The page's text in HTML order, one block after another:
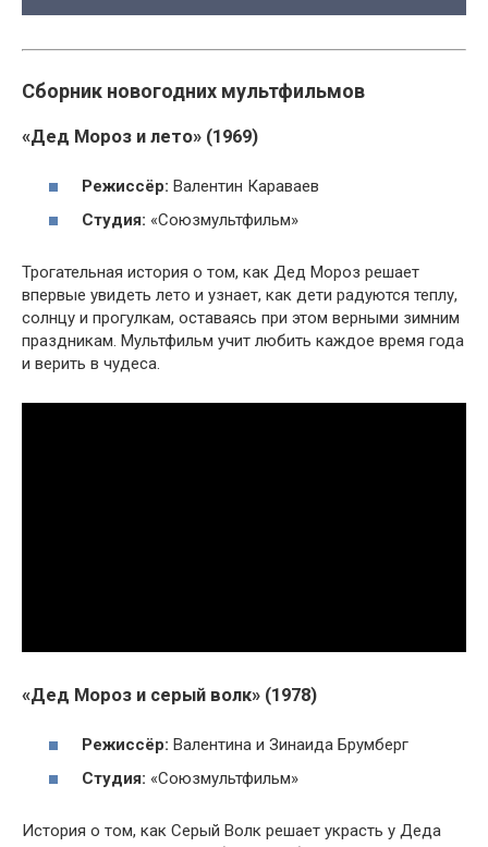
Сборник новогодних мультфильмов
«Дед Мороз и лето» (1969)
Режиссёр: Валентин Караваев
Студия: «Союзмультфильм»
Трогательная история о том, как Дед Мороз решает
впервые увидеть лето и узнает, как дети радуются теплу,
солнцу и прогулкам, оставаясь при этом верными зимним
праздникам. Мультфильм учит любить каждое время года
и верить в чудеса.
«Дед Мороз и серый волк» (1978)
Режиссёр: Валентина и Зинаида Брумберг
Студия: «Союзмультфильм»
История о том, как Серый Волк решает украсть у Деда